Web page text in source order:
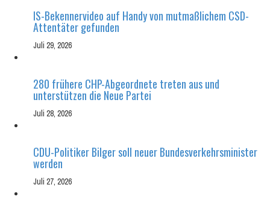
IS-Bekennervideo auf Handy von mutmaßlichem CSD-
Attentäter gefunden
Juli 29, 2026
280 frühere CHP-Abgeordnete treten aus und
unterstützen die Neue Partei
Juli 28, 2026
CDU-Politiker Bilger soll neuer Bundesverkehrsminister
werden
Juli 27, 2026